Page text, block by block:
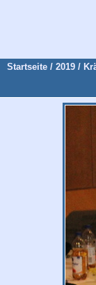
Startseite / 2019 /